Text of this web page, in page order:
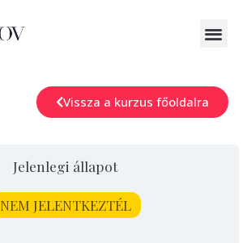
Vissza a kurzus főoldalra
Jelenlegi állapot
NEM JELENTKEZTÉL